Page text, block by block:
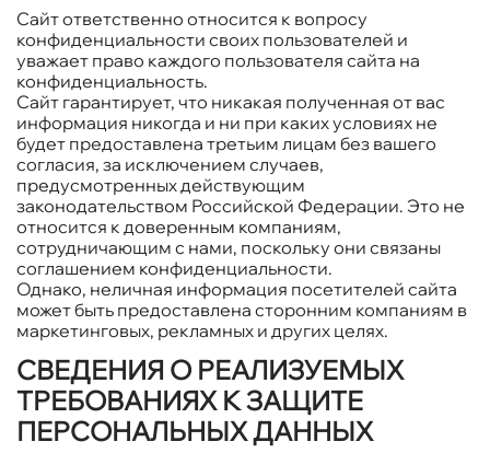
Сайт ответственно относится к вопросу
конфиденциальности своих пользователей и
уважает право каждого пользователя сайта на
конфиденциальность.
Сайт гарантирует, что никакая полученная от вас
информация никогда и ни при каких условиях не
будет предоставлена третьим лицам без вашего
согласия, за исключением случаев,
предусмотренных действующим
законодательством Российской Федерации. Это не
относится к доверенным компаниям,
сотрудничающим с нами, поскольку они связаны
соглашением конфиденциальности.
Однако, неличная информация посетителей сайта
может быть предоставлена сторонним компаниям в
маркетинговых, рекламных и других целях.
СВЕДЕНИЯ О РЕАЛИЗУЕМЫХ
ТРЕБОВАНИЯХ К ЗАЩИТЕ
ПЕРСОНАЛЬНЫХ ДАННЫХ